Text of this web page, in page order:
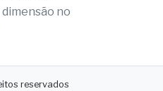
no
reservados